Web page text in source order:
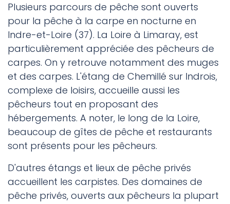
Plusieurs parcours de pêche sont ouverts
pour la pêche à la carpe en nocturne en
Indre-et-Loire (37). La Loire à Limaray, est
particulièrement appréciée des pêcheurs de
carpes. On y retrouve notamment des muges
et des carpes. L'étang de Chemillé sur Indrois,
complexe de loisirs, accueille aussi les
pêcheurs tout en proposant des
hébergements. A noter, le long de la Loire,
beaucoup de gîtes de pêche et restaurants
sont présents pour les pêcheurs.
D'autres étangs et lieux de pêche privés
accueillent les carpistes. Des domaines de
pêche privés, ouverts aux pêcheurs la plupart